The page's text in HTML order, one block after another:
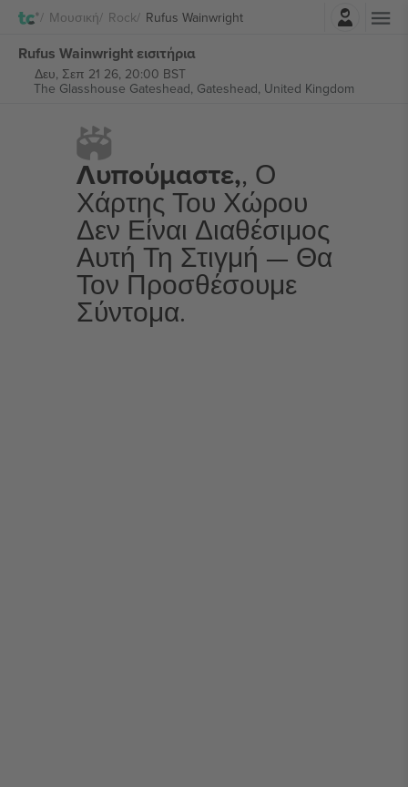
Μουσική Rock Rufus WainwrightΣύνδεση
Rufus Wainwright εισιτήρια
Δευ, Σεπ 21 26, 20:00 BST
The Glasshouse Gateshead, Gateshead, United Kingdom
Λυπούμαστε,, Ο
Χάρτης Του Χώρου
Δεν Είναι Διαθέσιμος
Αυτή Τη Στιγμή — Θα
Τον Προσθέσουμε
Σύντομα.